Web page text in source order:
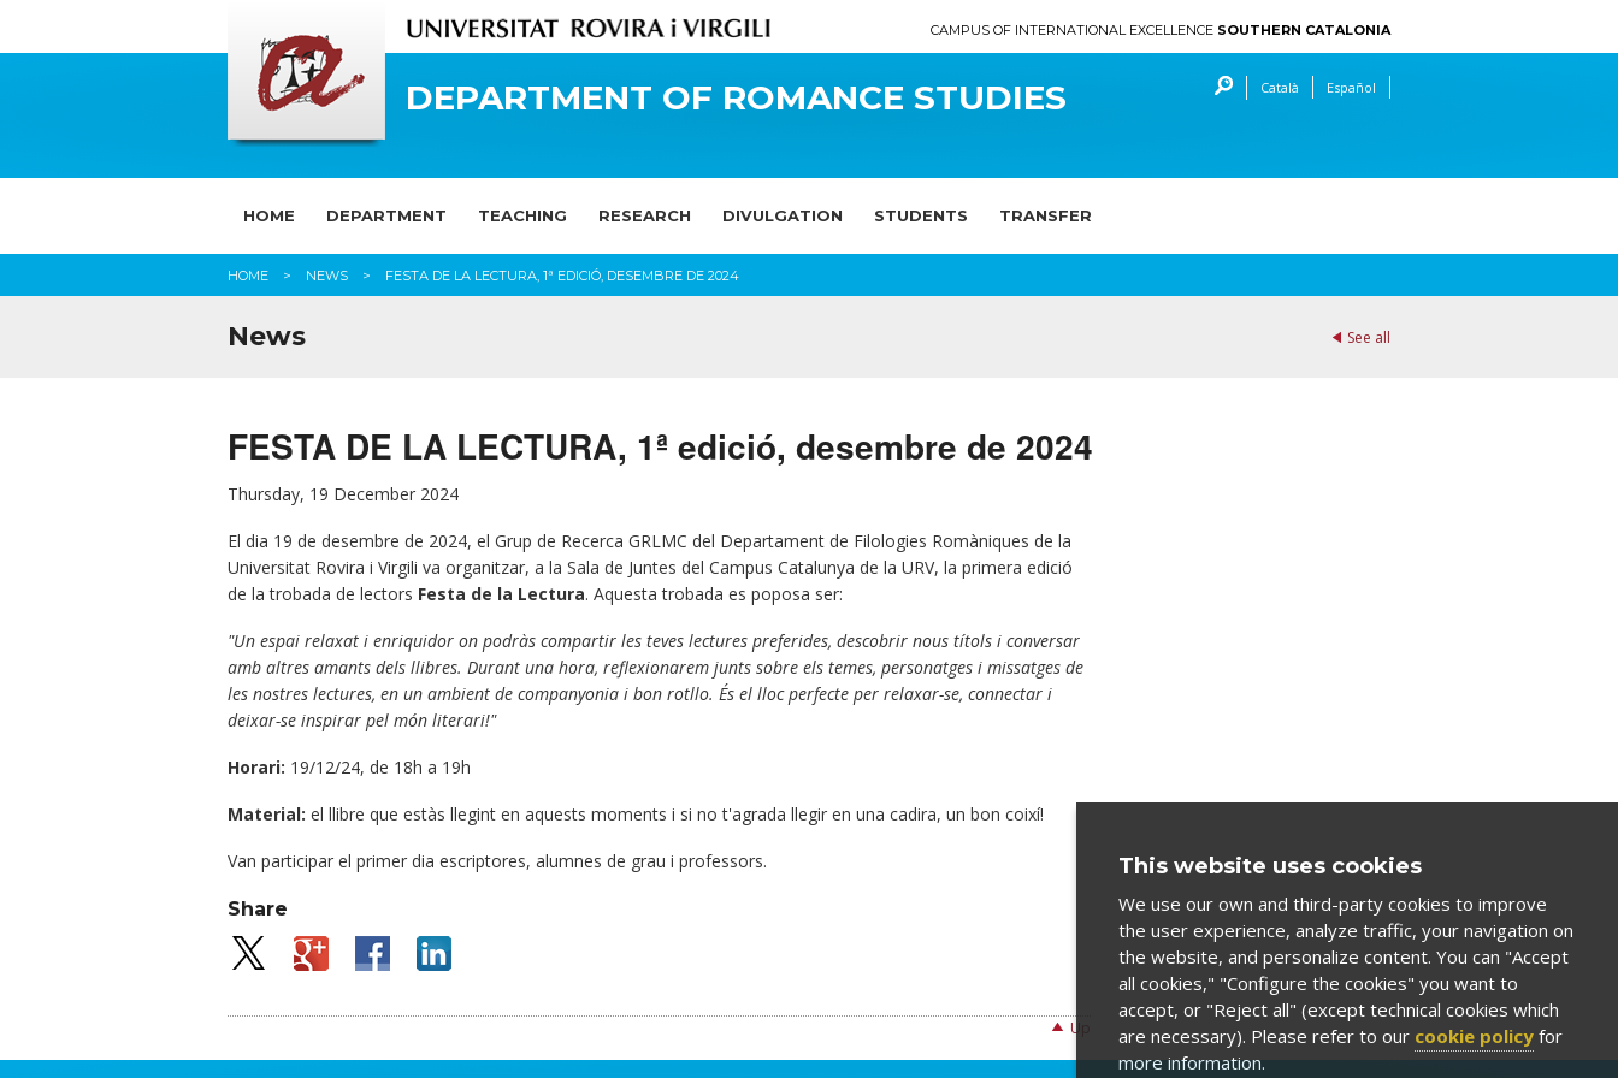
CAMPUS OF INTERNATIONAL EXCELLENCE SOUTHERN CATALONIA
DEPARTMENT OF ROMANCE STUDIES Català Español
HOME DEPARTMENT TEACHING RESEARCH DIVULGATION STUDENTS TRANSFER
HOME NEWS FESTA DE LA LECTURA, 1ª EDICIÓ, DESEMBRE DE 2024
See all
News
FESTA DE LA LECTURA, 1ª edició, desembre de 2024
Thursday, 19 December 2024
El dia 19 de desembre de 2024, el Grup de Recerca GRLMC del Departament de Filologies Romàniques de la
Universitat Rovira i Virgili va organitzar, a la Sala de Juntes del Campus Catalunya de la URV, la primera edició
de la trobada de lectors Festa de la Lectura. Aquesta trobada es poposa ser:
"Un espai relaxat i enriquidor on podràs compartir les teves lectures preferides, descobrir nous títols i conversar
amb altres amants dels llibres. Durant una hora, reflexionarem junts sobre els temes, personatges i missatges de
les nostres lectures, en un ambient de companyonia i bon rotllo. És el lloc perfecte per relaxar-se, connectar i
deixar-se inspirar pel món literari!"
Horari: 19/12/24, de 18h a 19h
Material: el llibre que estàs llegint en aquests moments i si no t'agrada llegir en una cadira, un bon coixí!
Van participar el primer dia escriptores, alumnes de grau i professors.
Share
Up
This website uses cookies
We use our own and third-party cookies to improve
the user experience, analyze traffic, your navigation on
the website, and personalize content. You can "Accept
all cookies," "Configure the cookies" you want to
accept, or "Reject all" (except technical cookies which
are necessary). Please refer to our cookie policy for
more information.